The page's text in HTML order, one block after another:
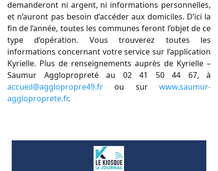
demanderont ni argent, ni informations personnelles,
et n’auront pas besoin d’accéder aux domiciles. D’ici la
fin de l’année, toutes les communes feront l’objet de ce
type d’opération. Vous trouverez toutes les
informations concernant votre service sur l’application
Kyrielle. Plus de renseignements auprès de Kyrielle –
Saumur Agglopropreté au 02 41 50 44 67, à
accueil@agglopropre49.fr ou sur www.saumur-
aggloproprete.fr.